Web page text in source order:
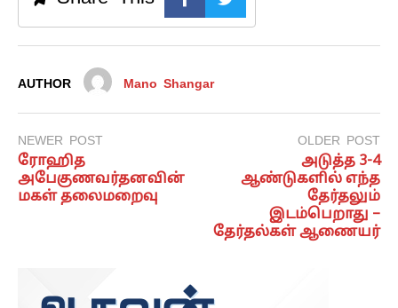
AUTHOR Mano Shangar
NEWER POST
ரோஹித
அபேகுணவர்தனவின்
மகள் தலைமறைவு
OLDER POST
அடுத்த 3-4
ஆண்டுகளில் எந்த
தேர்தலும்
இடம்பெறாது –
தேர்தல்கள் ஆணையர்